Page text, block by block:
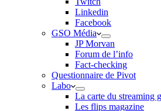
Linkedin
Facebook
GSO Média
JP Morvan
Forum de l’info
Fact-checking
Questionnaire de Pivot
Labo
La carte du streaming
Les flips magazine